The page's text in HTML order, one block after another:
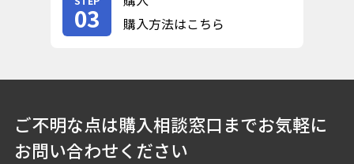
03
購入方法はこちら
ご不明な点は購入相談窓口までお気軽に
お問い合わせください